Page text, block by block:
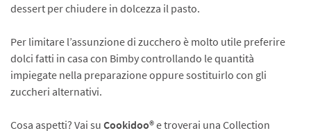
dessert per chiudere in dolcezza il pasto.
Per limitare l’assunzione di zucchero è molto utile preferire
dolci fatti in casa con Bimby controllando le quantità
impiegate nella preparazione oppure sostituirlo con gli
zuccheri alternativi.
Cosa aspetti? Vai su Cookidoo®e troverai una Collection